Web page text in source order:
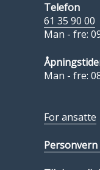
Telefon
61 35 90 00
Man - fre:
Man - fre:
For ansatte